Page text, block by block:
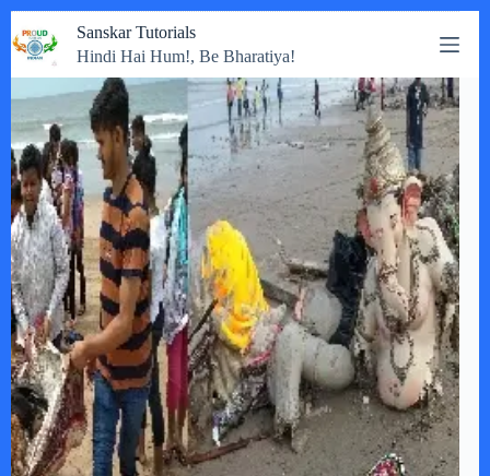
to
content
Sanskar Tutorials
Hindi Hai Hum!, Be Bharatiya!